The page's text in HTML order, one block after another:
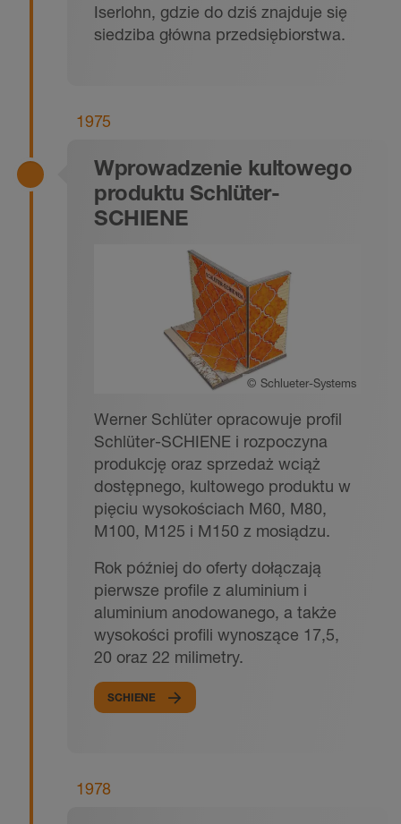
Iserlohn, gdzie do dziś znajduje się
siedziba główna przedsiębiorstwa.
1975
Wprowadzenie kultowego
produktu Schlüter-
SCHIENE
© Schlueter-Systems
Werner Schlüter opracowuje profil
Schlüter-SCHIENE i rozpoczyna
produkcję oraz sprzedaż wciąż
dostępnego, kultowego produktu w
pięciu wysokościach M60, M80,
M100, M125 i M150 z mosiądzu.
Rok później do oferty dołączają
pierwsze profile z aluminium i
aluminium anodowanego, a także
wysokości profili wynoszące 17,5,
20 oraz 22 milimetry.
SCHIENE
1978